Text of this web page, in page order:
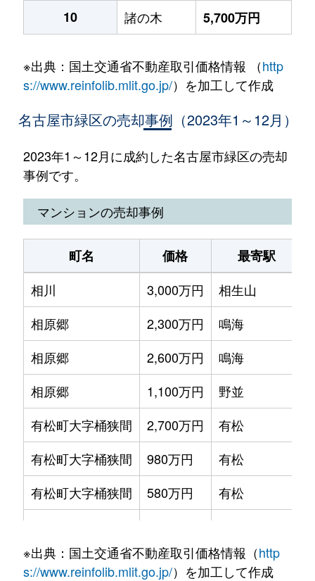
10 諸の木 5,700万円
※出典：国土交通省不動産取引価格情報 （http
s://www.reinfolib.mlit.go.jp/）を加工して作成
名古屋市緑区の売却事例（2023年1～12月）
2023年1～12月に成約した名古屋市緑区の売却
事例です。
マンションの売却事例
町名 価格
最寄駅
相川
3,000万円 相生山
相原郷
2,300万円 鳴海
相原郷
2,600万円 鳴海
相原郷
1,100万円 野並
有松町大字桶狭間
2,700万円 有松
有松町大字桶狭間
980万円 有松
有松町大字桶狭間
580万円 有松
有松町大字桶狭間
1,900万円 中京競馬場前
※出典：国土交通省不動産取引価格情報（http
s://www.reinfolib.mlit.go.jp/）を加工して作成